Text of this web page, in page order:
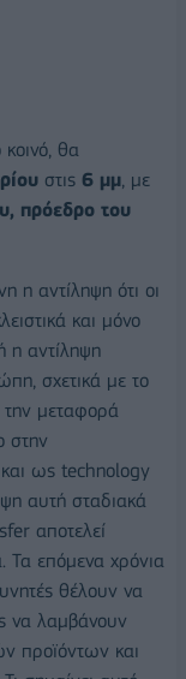
κοινό, θα
στις 6 μμ, με
πρόεδρο του
η αντίληψη ότι οι
και μόνο
η αντίληψη
σχετικά με το
την μεταφορά
στην
και ως technology
αυτή σταδιακά
αποτελεί
Τα επόμενα χρόνια
θέλουν να
να λαμβάνουν
προϊόντων και